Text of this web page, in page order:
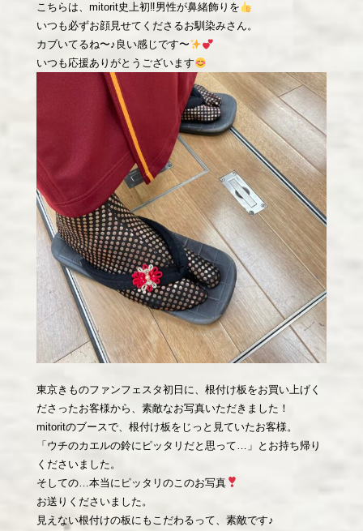
こちらは、mitorit史上初‼︎男性が鼻緒飾りを
いつも必ずお顔見せてくださるお馴染みさん。
カブいてるね〜♪良い感じです〜
いつも応援ありがとうございます
東京きものファンフェスタ初日に、根付け板をお買い上げく
ださったお客様から、素敵なお写真いただきました！
mitoritのブースで、根付け板をじっと見ていたお客様。
「ウチのカエルの鈴にピッタリだと思って…」とお持ち帰り
くださいました。
そしての…本当にピッタリのこのお写真
お送りくださいました。
見えない根付けの板にもこだわるって、素敵です♪